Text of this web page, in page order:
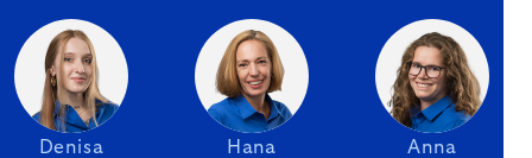
Denisa Hana Anna